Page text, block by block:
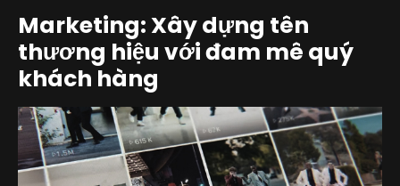
Marketing: Xây dựng tên
thương hiệu với đam mê quý
khách hàng